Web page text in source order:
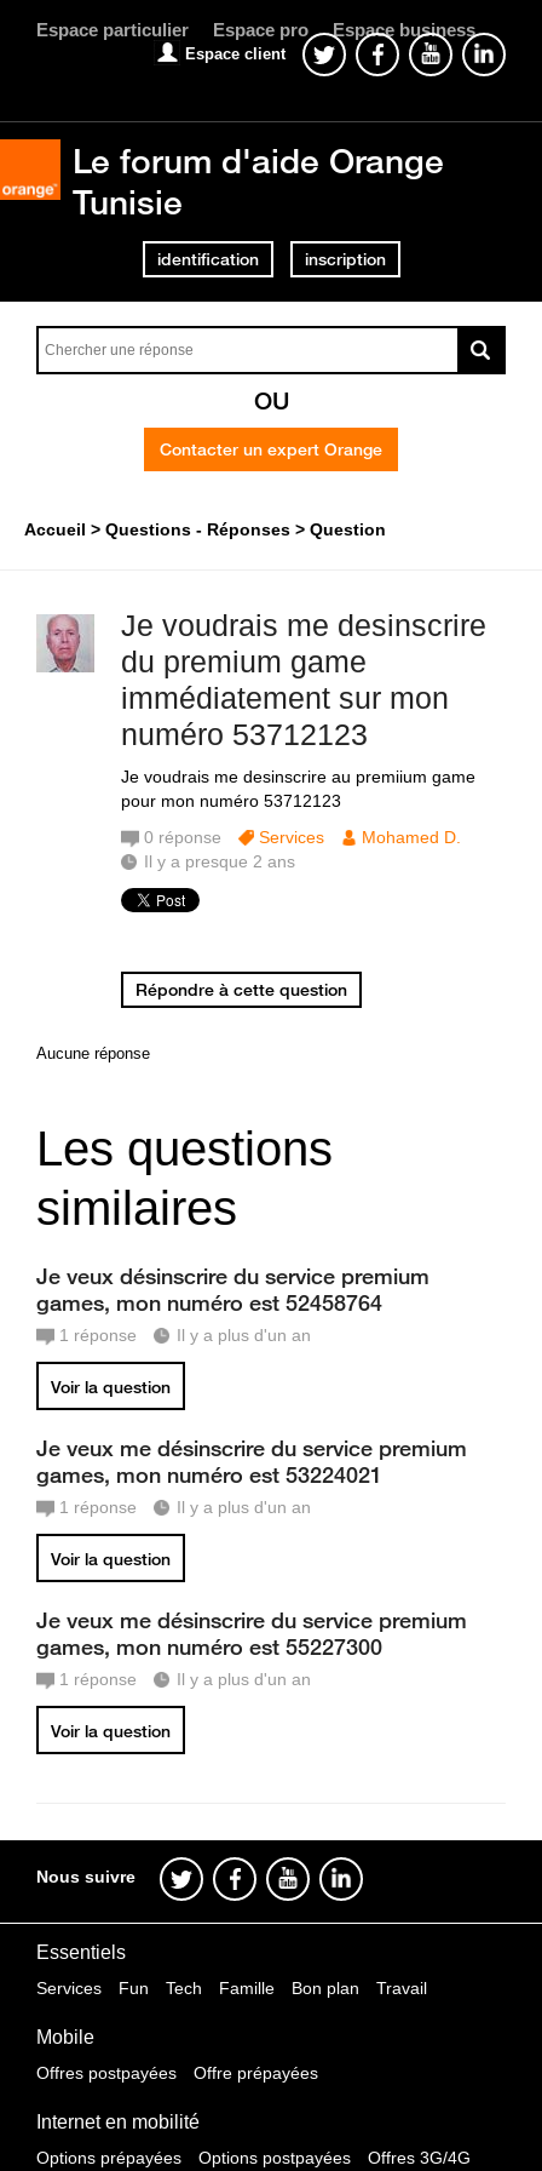
Espace particulier Espace pro Espace business
Espace client
Le forum d'aide Orange
Tunisie
identification inscription
OU
Contacter un expert Orange
Accueil Questions - Réponses Question
Je voudrais me desinscrire
du premium game
immédiatement sur mon
numéro 53712123
Je voudrais me desinscrire au premiium game
pour mon numéro 53712123
0 réponse Services
Mohamed D.
Il y a presque 2 ans
Répondre à cette question
Aucune réponse
Les questions
similaires
Je veux désinscrire du service premium
games, mon numéro est 52458764
1 réponse Il y a plus d'un an
Voir la question
Je veux me désinscrire du service premium
games, mon numéro est 53224021
1 réponse Il y a plus d'un an
Voir la question
Je veux me désinscrire du service premium
games, mon numéro est 55227300
1 réponse Il y a plus d'un an
Voir la question
Nous suivre
Essentiels
Services Fun Tech Famille Bon plan Travail
Mobile
Offres postpayées Offre prépayées
Internet en mobilité
Options prépayées Options postpayées Offres 3G/4G